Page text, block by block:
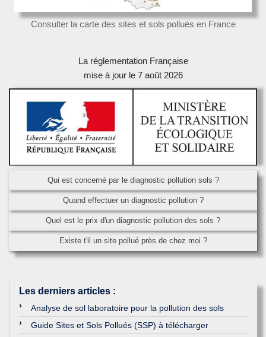
Consulter la carte des sites et sols pollués en France
La réglementation Française
mise à jour le 7 août 2026
Qui est concerné par le diagnostic pollution sols ?
Quand effectuer un diagnostic pollution ?
Quel est le prix d'un diagnostic pollution des sols ?
Existe t'il un site pollué près de chez moi ?
Les derniers articles :
Analyse de sol laboratoire pour la pollution des sols
Guide Sites et Sols Pollués (SSP) à télécharger